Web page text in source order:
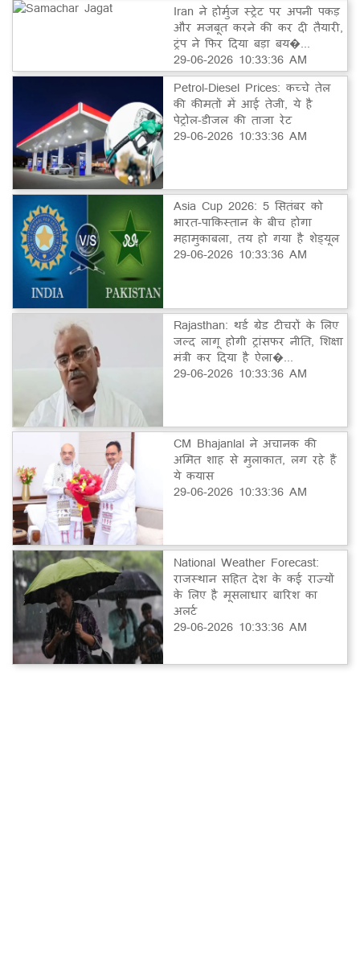
Iran ने होर्मुज स्ट्रेट पर अपनी पकड़
और मजबूत करने की कर दी तैयारी,
ट्रंप ने फिर दिया बड़ा बय�...
29-06-2026 10:33:36 AM
Petrol-Diesel Prices: कच्चे तेल
की कीमतों में आई तेजी, ये है
पेट्रोल-डीजल की ताजा रेट
29-06-2026 10:33:36 AM
Asia Cup 2026: 5 सितंबर को
भारत-पाकिस्तान के बीच होगा
महामुकाबला, तय हो गया है शेड्यूल
29-06-2026 10:33:36 AM
Rajasthan: थर्ड ग्रेड टीचरों के लिए
जल्द लागू होगी ट्रांसफर नीति, शिक्षा
मंत्री कर दिया है ऐला�...
29-06-2026 10:33:36 AM
CM Bhajanlal ने अचानक की
अमित शाह से मुलाकात, लग रहे हैं
ये कयास
29-06-2026 10:33:36 AM
National Weather Forecast:
राजस्थान सहित देश के कई राज्यों
के लिए है मूसलाधार बारिश का
अलर्ट
29-06-2026 10:33:36 AM